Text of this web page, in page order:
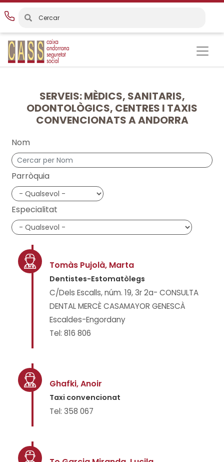
Vés
al
contingut
SERVEIS: MÈDICS, SANITARIS,
ODONTOLÒGICS, CENTRES I TAXIS
CONVENCIONATS A ANDORRA
Nom
Parròquia
Especialitat
Tomàs Pujolà, Marta
Dentistes-Estomatòlegs
C/Dels Escalls, núm. 19, 3r 2a- CONSULTA
DENTAL MERCÈ CASAMAYOR GENESCÀ
Escaldes-Engordany
Tel: 816 806
Ghafki, Anoir
Taxi convencionat
Tel: 358 067